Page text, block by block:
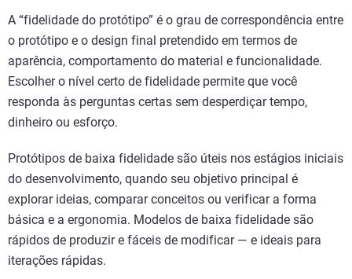
A “fidelidade do protótipo” é o grau de correspondência entre
o protótipo e o design final pretendido em termos de
aparência, comportamento do material e funcionalidade.
Escolher o nível certo de fidelidade permite que você
responda às perguntas certas sem desperdiçar tempo,
dinheiro ou esforço.
Protótipos de baixa fidelidade são úteis nos estágios iniciais
do desenvolvimento, quando seu objetivo principal é
explorar ideias, comparar conceitos ou verificar a forma
básica e a ergonomia. Modelos de baixa fidelidade são
rápidos de produzir e fáceis de modificar — e ideais para
iterações rápidas.